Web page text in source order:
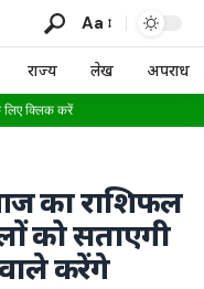
Aa
राज्य लेख अपराध
क्लिक करें
का राशिफल
को सताएगी
करेंगे